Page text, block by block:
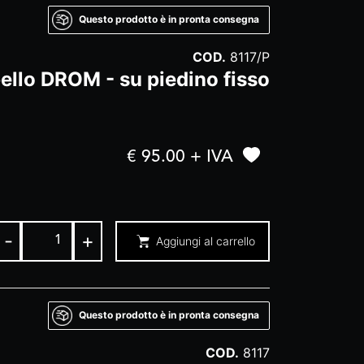
Questo prodotto è in pronta consegna
COD. 8117/P
DROM - su piedino fisso
€ 95.00 + IVA
- + Aggiungi al carrello
Questo prodotto è in pronta consegna
COD. 8117